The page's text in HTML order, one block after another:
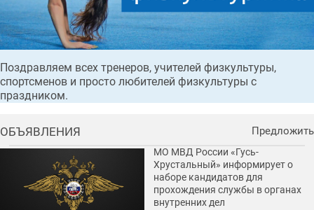
Поздравляем всех тренеров, учителей физкультуры,
спортсменов и просто любителей физкультуры с
праздником.
ОБЪЯВЛЕНИЯ Предложить
МО МВД России «Гусь-
Хрустальный» информирует о
наборе кандидатов для
прохождения службы в органах
внутренних дел